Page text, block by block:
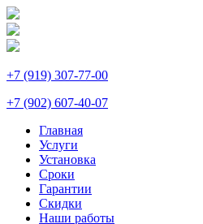
+7 (919) 307-77-00
+7 (902) 607-40-07
Главная
Услуги
Установка
Сроки
Гарантии
Скидки
Наши работы